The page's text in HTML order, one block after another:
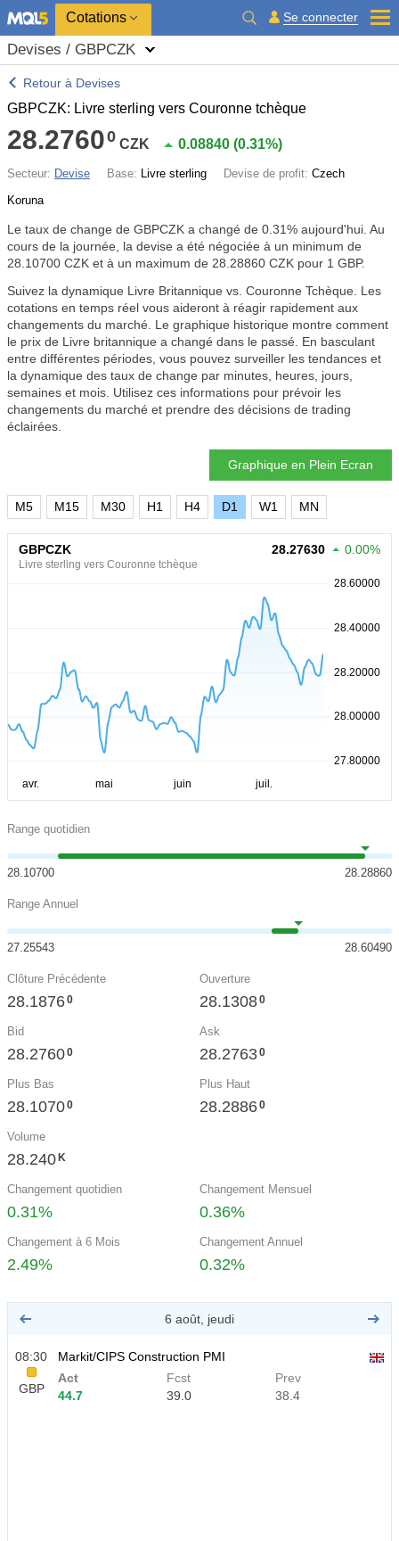
Cotations Se connecter
Devises / GBPCZK
Retour à Devises
GBPCZK: Livre sterling vers Couronne tchèque
28.27600 CZK 0.08840 (0.31%)
Secteur: Devise Base: Livre sterling Devise de profit: Czech
Koruna
Le taux de change de GBPCZK a changé de 0.31% aujourd'hui. Au
cours de la journée, la devise a été négociée à un minimum de
28.10700 CZK et à un maximum de 28.28860 CZK pour 1 GBP.
Suivez la dynamique Livre Britannique vs. Couronne Tchèque. Les
cotations en temps réel vous aideront à réagir rapidement aux
changements du marché. Le graphique historique montre comment
le prix de Livre britannique a changé dans le passé. En basculant
entre différentes périodes, vous pouvez surveiller les tendances et
la dynamique des taux de change par minutes, heures, jours,
semaines et mois. Utilisez ces informations pour prévoir les
changements du marché et prendre des décisions de trading
éclairées.
Graphique en Plein Ecran
M5 M15 M30 H1 H4 D1 W1 MN
GBPCZK
Livre sterling vers Couronne tchèque
28.27630 0.00%
Range quotidien
28.10700 28.28860
Range Annuel
27.25543 28.60490
Clôture Précédente
28.18760
Ouverture
28.13080
Bid
28.27600
Ask
28.27630
Plus Bas
28.10700
Plus Haut
28.28860
Volume
28.240 K
Changement quotidien
0.31%
Changement Mensuel
0.36%
Changement à 6 Mois
2.49%
Changement Annuel
0.32%
6 août, jeudi
08:30
GBP
Markit/CIPS Construction PMI
Act
44.7
Fcst
39.0
Prev
38.4